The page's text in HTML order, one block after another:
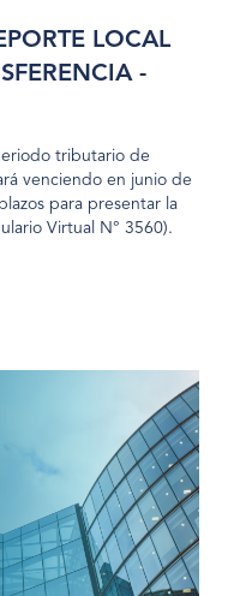
LOCAL
-
tributario de
venciendo en junio de
para presentar la
Virtual N° 3560).